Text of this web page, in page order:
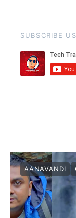
SUBSCRIBE
AANAVANDI